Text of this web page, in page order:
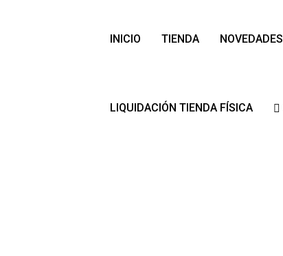
INICIO TIENDA NOVEDADES
LIQUIDACIÓN TIENDA FÍSICA